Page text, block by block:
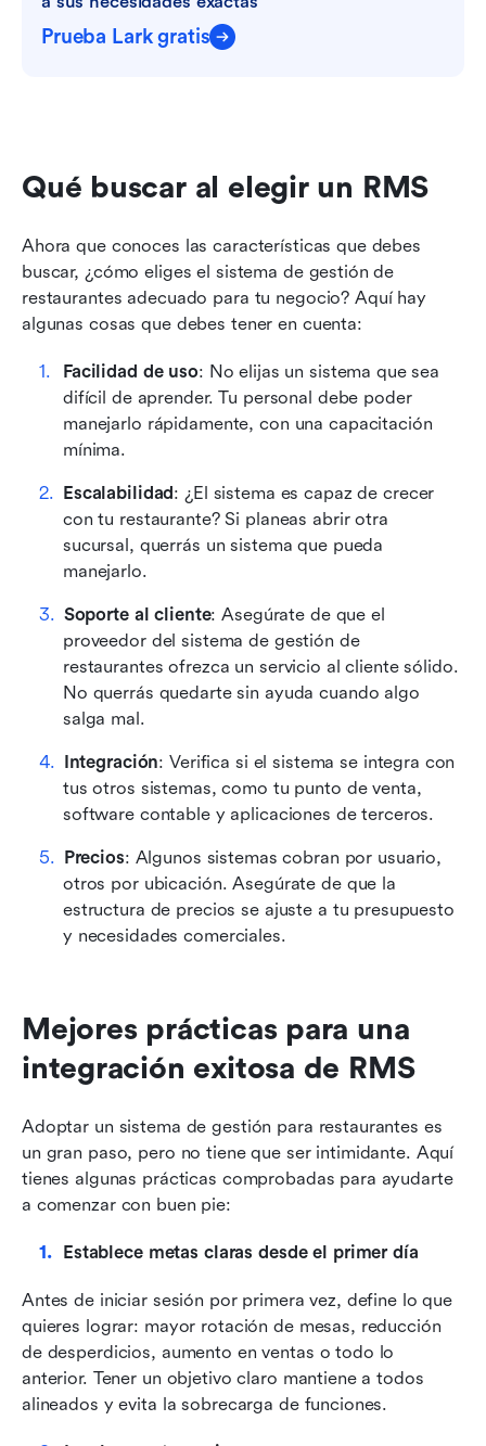
Prueba Lark gratis
Qué buscar al elegir un RMS
Ahora que conoces las características que debes
buscar, ¿cómo eliges el sistema de gestión de
restaurantes adecuado para tu negocio? Aquí hay
algunas cosas que debes tener en cuenta:
Facilidad de uso: No elijas un sistema que sea
difícil de aprender. Tu personal debe poder
manejarlo rápidamente, con una capacitación
mínima.
Escalabilidad: ¿El sistema es capaz de crecer
con tu restaurante? Si planeas abrir otra
sucursal, querrás un sistema que pueda
manejarlo.
Soporte al cliente: Asegúrate de que el
proveedor del sistema de gestión de
restaurantes ofrezca un servicio al cliente sólido.
No querrás quedarte sin ayuda cuando algo
salga mal.
Integración: Verifica si el sistema se integra con
tus otros sistemas, como tu punto de venta,
software contable y aplicaciones de terceros.
Precios: Algunos sistemas cobran por usuario,
otros por ubicación. Asegúrate de que la
estructura de precios se ajuste a tu presupuesto
y necesidades comerciales.
Mejores prácticas para una
integración exitosa de RMS
Adoptar un sistema de gestión para restaurantes es
un gran paso, pero no tiene que ser intimidante. Aquí
tienes algunas prácticas comprobadas para ayudarte
a comenzar con buen pie:
Establece metas claras desde el primer día
Antes de iniciar sesión por primera vez, define lo que
quieres lograr: mayor rotación de mesas, reducción
de desperdicios, aumento en ventas o todo lo
anterior. Tener un objetivo claro mantiene a todos
alineados y evita la sobrecarga de funciones.